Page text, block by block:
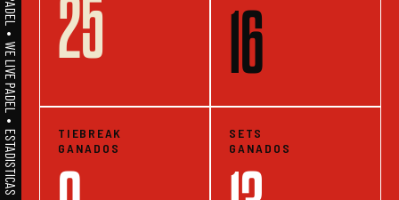
A1PADEL • WE LIVE PADEL • ESTADISTICAS 25 16
TIEBREAK
GANADOS
SETS
GANADOS